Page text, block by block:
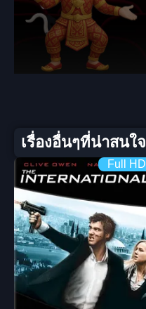
เรื่องอื่นๆที่น่าสนใจ
Full HD